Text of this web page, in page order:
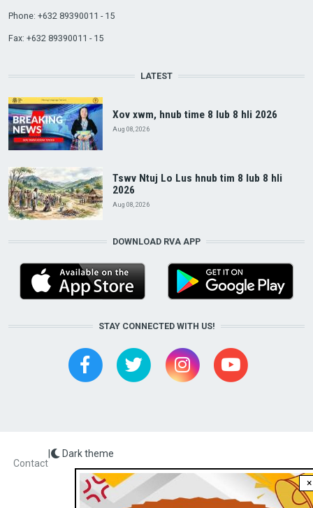
×
Phone: +632 89390011 - 15
Fax: +632 89390011 - 15
LATEST
Xov xwm, hnub time 8 lub 8 hli 2026
Aug 08, 2026
Tswv Ntuj Lo Lus hnub tim 8 lub 8 hli
2026
Aug 08, 2026
DOWNLOAD RVA APP
STAY CONNECTED WITH US!
Radio Veritas Asia © 2023
Contact
Dark theme